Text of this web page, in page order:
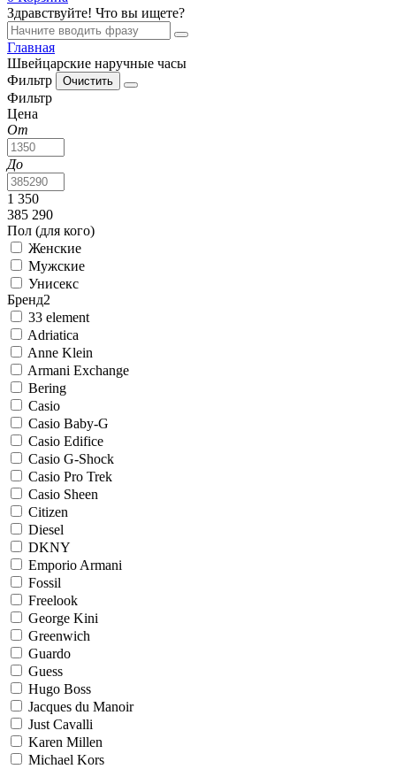
Здравствуйте! Что вы ищете?
Главная
Швейцарские наручные часы
Фильтр
Фильтр
Цена
От
До
1 350
385 290
Пол (для кого)
Женские
Мужские
Унисекс
Бренд2
33 element
Adriatica
Anne Klein
Armani Exchange
Bering
Casio
Casio Baby-G
Casio Edifice
Casio G-Shock
Casio Pro Trek
Casio Sheen
Citizen
Diesel
DKNY
Emporio Armani
Fossil
Freelook
George Kini
Greenwich
Guardo
Guess
Hugo Boss
Jacques du Manoir
Just Cavalli
Karen Millen
Michael Kors